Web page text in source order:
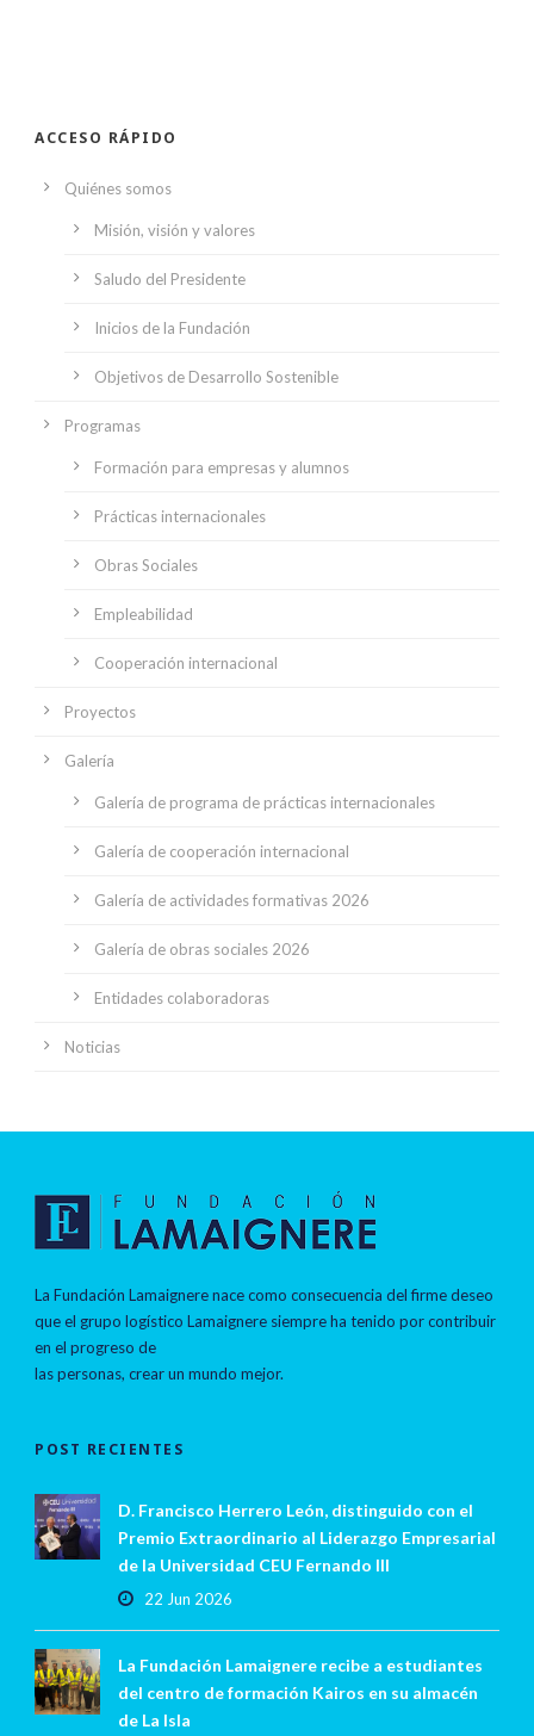
ACCESO RÁPIDO
Quiénes somos
Misión, visión y valores
Saludo del Presidente
Inicios de la Fundación
Objetivos de Desarrollo Sostenible
Programas
Formación para empresas y alumnos
Prácticas internacionales
Obras Sociales
Empleabilidad
Cooperación internacional
Proyectos
Galería
Galería de programa de prácticas internacionales
Galería de cooperación internacional
Galería de actividades formativas 2026
Galería de obras sociales 2026
Entidades colaboradoras
Noticias
La Fundación Lamaignere nace como consecuencia del firme deseo
que el grupo logístico Lamaignere siempre ha tenido por contribuir
en el progreso de
las personas, crear un mundo mejor.
POST RECIENTES
D. Francisco Herrero León, distinguido con el
Premio Extraordinario al Liderazgo Empresarial
de la Universidad CEU Fernando III
22 Jun 2026
La Fundación Lamaignere recibe a estudiantes
del centro de formación Kairos en su almacén
de La Isla